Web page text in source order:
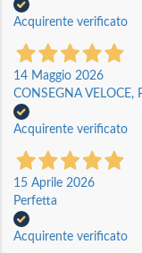
Acquirente verificato
14 Maggio 2026
CONSEGNA VELOCE,
Acquirente verificato
15 Aprile 2026
Perfetta
Acquirente verificato